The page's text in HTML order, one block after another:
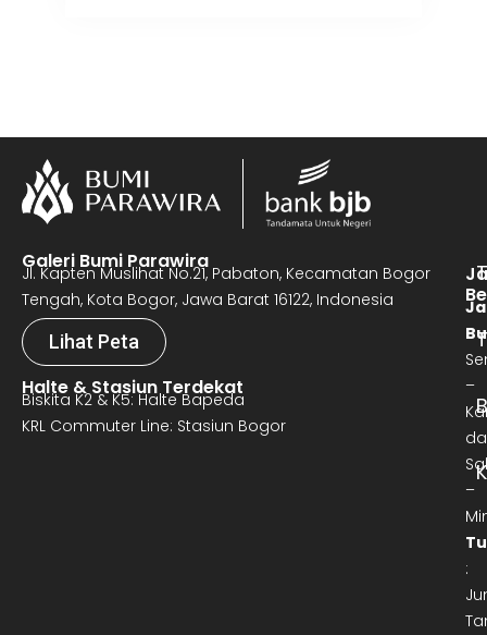
Galeri Bumi Parawira
Jl. Kapten Muslihat No.21, Pabaton, Kecamatan Bogor
Tengah, Kota Bogor, Jawa Barat 16122, Indonesia
Lihat Peta
Halte & Stasiun Terdekat
Biskita K2 & K5: Halte Bapeda
KRL Commuter Line: Stasiun Bogor
–
–
: